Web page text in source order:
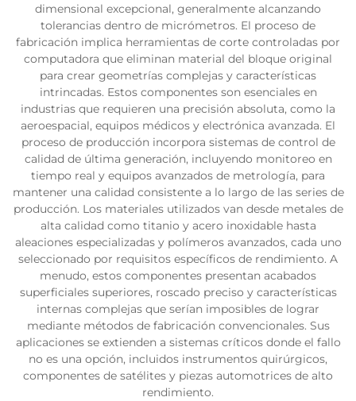
dimensional excepcional, generalmente alcanzando
tolerancias dentro de micrómetros. El proceso de
fabricación implica herramientas de corte controladas por
computadora que eliminan material del bloque original
para crear geometrías complejas y características
intrincadas. Estos componentes son esenciales en
industrias que requieren una precisión absoluta, como la
aeroespacial, equipos médicos y electrónica avanzada. El
proceso de producción incorpora sistemas de control de
calidad de última generación, incluyendo monitoreo en
tiempo real y equipos avanzados de metrología, para
mantener una calidad consistente a lo largo de las series de
producción. Los materiales utilizados van desde metales de
alta calidad como titanio y acero inoxidable hasta
aleaciones especializadas y polímeros avanzados, cada uno
seleccionado por requisitos específicos de rendimiento. A
menudo, estos componentes presentan acabados
superficiales superiores, roscado preciso y características
internas complejas que serían imposibles de lograr
mediante métodos de fabricación convencionales. Sus
aplicaciones se extienden a sistemas críticos donde el fallo
no es una opción, incluidos instrumentos quirúrgicos,
componentes de satélites y piezas automotrices de alto
rendimiento.